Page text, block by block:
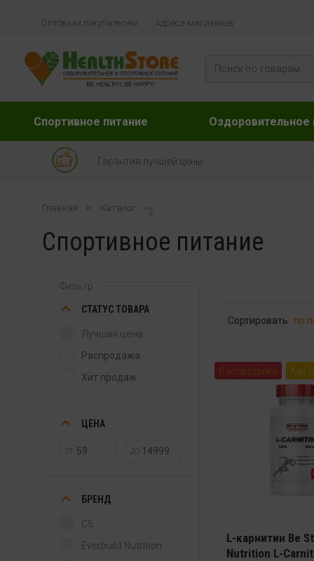
Оптовым покупателям Адреса магазинов
Спортивное питание Оздоровительное
Гарантия лучшей цены
Главная Каталог
Спортивное питание
Фильтр
СТАТУС ТОВАРА
Лучшая цена
Распродажа
Хит продаж
ЦЕНА
ДО
БРЕНД
C5
Everbuild Nutrition
Сортировать по
Распродажа Хит
L-карнитин Be
Nutrition L-